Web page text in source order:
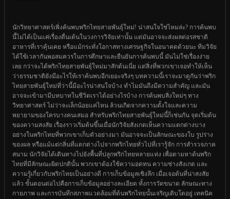
นักวิทยาศาสตร์เพิ่งค้นพบพริกไทยสายพันธุ์ใหม่! น่าสนใจใช่ไหมล่ะ? การค้นพบ
นี้ไม่ได้เป็นแค่เรื่องตื่นเต้นในวงการวิจัยเท่านั้น แต่มันอาจจะส่งผลต่อรสชาติ
อาหารที่เราคุ้นเคย หรือแม้กระทั่งโอกาสทางเศรษฐกิจในอนาคตด้วยนะ ทีมวิจัย
ได้ใช้เวลากันพอสมควรในการศึกษาและยืนยันการค้นพบนี้ มันไม่ใช่เรื่องง่าย
เลย กว่าจะได้พริกไทยสายพันธุ์ใหม่มาสักต้นเนี่ย แต่สิ่งที่พวกเขาเจอทำให้เห็น
ว่าธรรมชาติยังมีอะไรให้เราค้นพบอีกเยอะจริงๆ บทความนี้เราจะมาดูกันว่าพริก
ไทยสายพันธุ์ใหม่ที่ว่านี้มีอะไรน่าสนใจบ้าง ทำไมมันถึงมีความสำคัญ และมัน
อาจจะเข้ามามีบทบาทในชีวิตเราได้อย่างไรบ้าง การค้นพบสิ่งใหม่ๆ ทาง
วิทยาศาสตร์ ไม่ว่าจะเล็กน้อยแค่ไหน ล้วนเกิดจากความตั้งใจและความ
พยายามของใครบางคนเสมอ สำหรับพริกไทยสายพันธุ์ใหม่นี้ก็เช่นกัน จุดเริ่มต้น
ของความสงสัย เรื่องราวเริ่มต้นขึ้นเมื่อนักวิจัยสังเกตเห็นความแตกต่างบาง
อย่างในพริกไทยที่พวกเขาเก็บตัวอย่างมา มันอาจจะเป็นลักษณะของใบ รูปร่าง
ของผล หรือแม้แต่กลิ่นที่แตกต่างไปจากพริกไทยทั่วไปที่เรารู้จัก การสำรวจภาค
สนาม นักวิจัยได้เดินทางไปยังพื้นที่ปลูกพริกไทยหลายแห่ง เพื่อตามหาต้นพริก
ไทยที่มีลักษณะผิดปกตินั้น พวกเขาต้องใช้ความอดทน ความช่างสังเกต และ
ความรู้เกี่ยวกับพริกไทยเป็นอย่างดี การเก็บข้อมูลเชิงลึก เมื่อเจอต้นที่น่าสงสัย
แล้ว ขั้นตอนต่อไปคือการเก็บข้อมูลอย่างละเอียด ทั้งการวัดขนาด ลักษณะทาง
กายภาพ และการบันทึกสภาพแวดล้อมที่ต้นพริกไทยนั้นเจริญเติบโตอยู่ เทคนิค